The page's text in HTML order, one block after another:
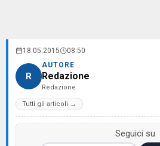
18.05.2015 08:50
R
AUTORE
Redazione
Redazione
Tutti gli articoli →
Seguici su